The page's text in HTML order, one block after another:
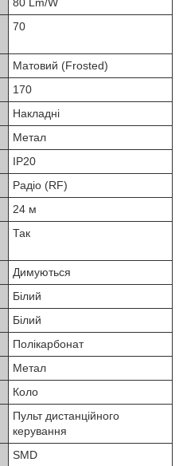
70
Матовий (Frosted)
170
Накладні
Метал
IP20
Радіо (RF)
24 м
Так
Димуються
Білий
Білий
Полікарбонат
Метал
Коло
Пульт дистанційного
керування
SMD